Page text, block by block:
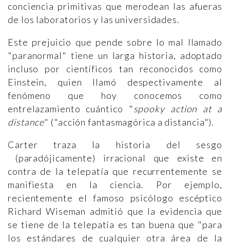
conciencia primitivas que merodean las afueras
de los laboratorios y las universidades.
Este prejuicio que pende sobre lo mal llamado
"paranormal" tiene un larga historia, adoptado
incluso por científicos tan reconocidos como
Einstein, quien llamó despectivamente al
fenómeno que hoy conocemos como
entrelazamiento cuántico "spooky action at a
distance" ("acción fantasmagórica a distancia").
Carter traza la historia del sesgo
(paradójicamente) irracional que existe en
contra de la telepatía que recurrentemente se
manifiesta en la ciencia. Por ejemplo,
recientemente el famoso psicólogo escéptico
Richard Wiseman admitió que la evidencia que
se tiene de la telepatía es tan buena que "para
los estándares de cualquier otra área de la